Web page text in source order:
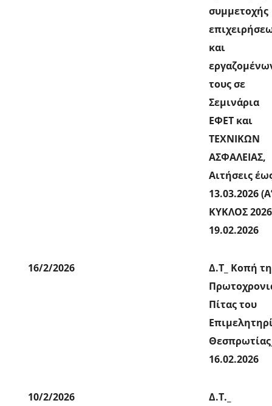
συμμετοχής
και
τους σε
Σεμινάρια
ΕΦΕΤ και
ΤΕΧΝΙΚΩΝ
ΑΣΦΑΛΕΙΑΣ,
Αιτήσεις
13.03.2026
ΚΥΚΛΟΣ
19.02.2026
16/2/2026
Δ.Τ_ Κοπή
Πίτας του
16.02.2026
10/2/2026
Δ.Τ._